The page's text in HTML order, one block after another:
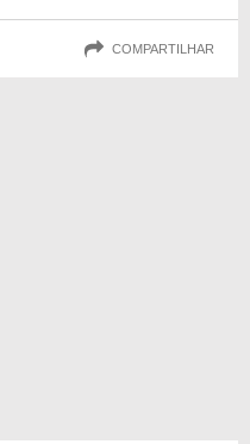
COMPARTILHAR